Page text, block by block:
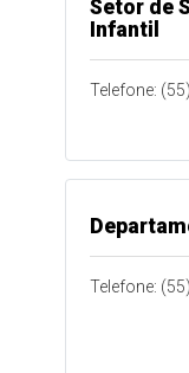
Setor de
Infantil
Telefone:
Telefone: